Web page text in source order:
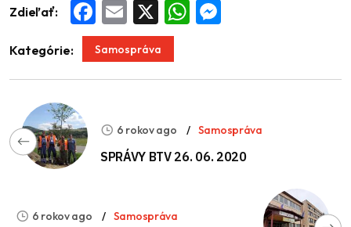
Zdieľať: Facebook
Email WhatsApp
Kategórie: Samospráva
6 rokov ago Samospráva
SPRÁVY BTV 26. 06. 2020
6 rokov ago Samospráva